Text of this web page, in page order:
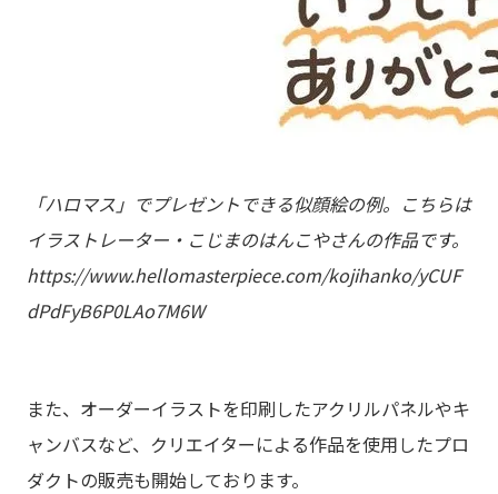
「ハロマス」でプレゼントできる似顔絵の例。こちらは
イラストレーター・こじまのはんこやさんの作品です。
https://www.hellomasterpiece.com/kojihanko/yCUF
dPdFyB6P0LAo7M6W
また、オーダーイラストを印刷したアクリルパネルやキ
ャンバスなど、クリエイターによる作品を使用したプロ
ダクトの販売も開始しております。